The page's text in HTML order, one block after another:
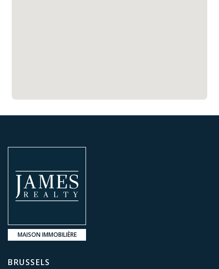
MAISON IMMOBILIÈRE
BRUSSELS